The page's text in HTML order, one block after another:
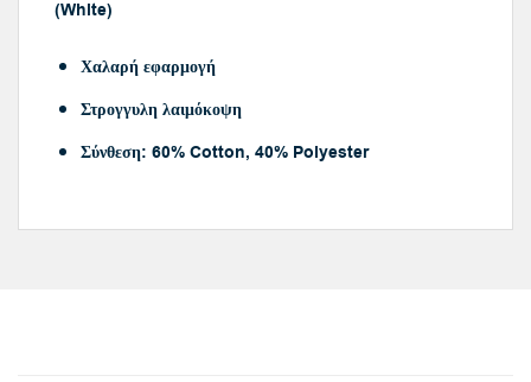
(White)
Χαλαρή εφαρμογή
Στρογγυλη λαιμόκοψη
Σύνθεση: 60% Cotton, 40% Polyester